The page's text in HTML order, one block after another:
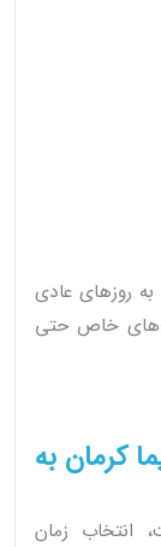
روزهای عادی
خاص حتی
کرمان به
انتخاب زمان